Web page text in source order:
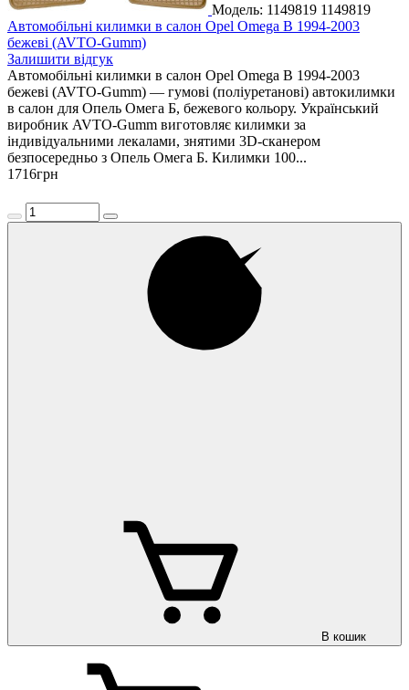
Модель: 1149819 1149819
Автомобільні килимки в салон Opel Omega B 1994-2003
бежеві (AVTO-Gumm)
Залишити відгук
Автомобільні килимки в салон Opel Omega B 1994-2003
бежеві (AVTO-Gumm) — гумові (поліуретанові) автокилимки
в салон для Опель Омега Б, бежевого кольору. Український
виробник AVTO-Gumm виготовляє килимки за
індивідуальними лекалами, знятими 3D-сканером
безпосередньо з Опель Омега Б. Килимки 100...
1716грн
В кошик